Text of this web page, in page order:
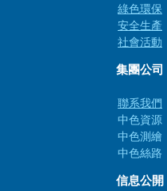
綠色環保
安全生產
社會活動
集團公司
聯系我們
中色資源
中色測繪
中色絲路
信息公開